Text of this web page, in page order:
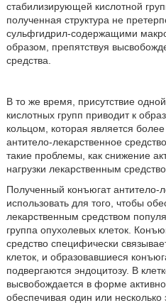
стабилизирующей кислотной
полученная структура не
сульфгидрил-содержащими
образом, препятствуя
средства.
В то же время, присутствие
кислотных групп приводит к
кольцом, которая является
антитело-лекарственное
такие проблемы, как снижение
нагрузки лекарственным
Полученный конъюгат антитело-
использовать для того, чтобы
лекарственным средством
группа опухолевых клеток.
средство специфически
клеток, и образовавшиеся
подвергаются эндоцитозу. В
высвобождается в форме
обеспечивая один или